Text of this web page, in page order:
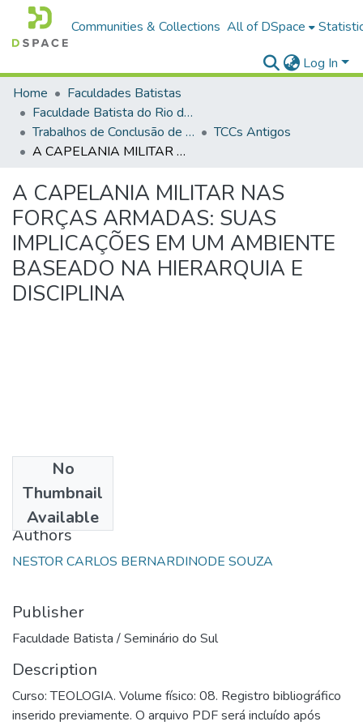
Communities & Collections All of DSpace
Log In
Home
Faculdades Batistas
Faculdade Batista do Rio de Janeiro (FABAT-RJ)
Trabalhos de Conclusão de Curso (TCC)
TCCs Antigos
A CAPELANIA MILITAR NAS FORÇAS ARMADAS: SUAS IMPLICAÇÕES EM UM AMBIENTE BASEADO NA HIERARQUIA E DISCIPLINA
A CAPELANIA MILITAR NAS
FORÇAS ARMADAS: SUAS
IMPLICAÇÕES EM UM AMBIENTE
BASEADO NA HIERARQUIA E
DISCIPLINA
No
Thumbnail
Available
2007
Authors
NESTOR CARLOS BERNARDINODE SOUZA
Publisher
Faculdade Batista / Seminário do Sul
Description
Curso: TEOLOGIA. Volume físico: 08. Registro bibliográfico
inserido previamente. O arquivo PDF será incluído após